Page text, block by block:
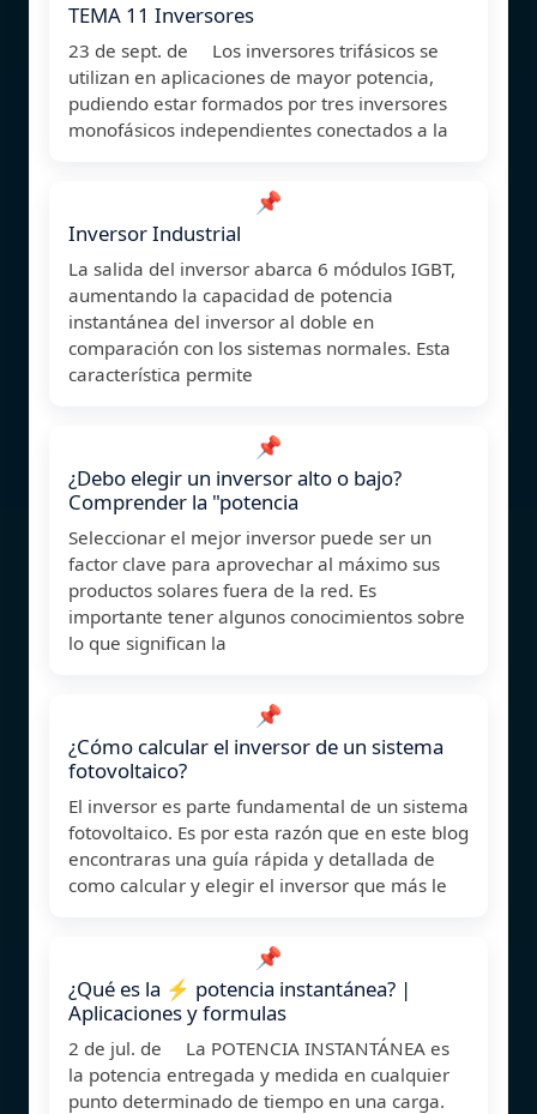
TEMA 11 Inversores
23 de sept. de Los inversores trifásicos se
utilizan en aplicaciones de mayor potencia,
pudiendo estar formados por tres inversores
monofásicos independientes conectados a la
📌
Inversor Industrial
La salida del inversor abarca 6 módulos IGBT,
aumentando la capacidad de potencia
instantánea del inversor al doble en
comparación con los sistemas normales. Esta
característica permite
📌
¿Debo elegir un inversor alto o bajo?
Comprender la "potencia
Seleccionar el mejor inversor puede ser un
factor clave para aprovechar al máximo sus
productos solares fuera de la red. Es
importante tener algunos conocimientos sobre
lo que significan la
📌
¿Cómo calcular el inversor de un sistema
fotovoltaico?
El inversor es parte fundamental de un sistema
fotovoltaico. Es por esta razón que en este blog
encontraras una guía rápida y detallada de
como calcular y elegir el inversor que más le
📌
¿Qué es la ⚡ potencia instantánea? |
Aplicaciones y formulas
2 de jul. de La POTENCIA INSTANTÁNEA es
la potencia entregada y medida en cualquier
punto determinado de tiempo en una carga.